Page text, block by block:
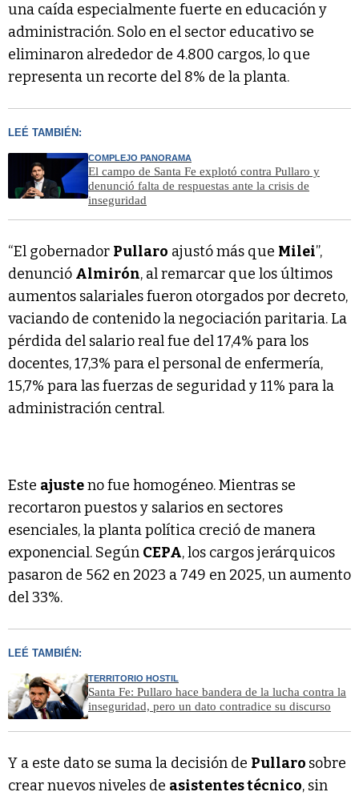
una caída especialmente fuerte en educación y
administración. Solo en el sector educativo se
eliminaron alrededor de 4.800 cargos, lo que
representa un recorte del 8% de la planta.
LEÉ TAMBIÉN:
COMPLEJO PANORAMA
El campo de Santa Fe explotó contra Pullaro y
denunció falta de respuestas ante la crisis de
inseguridad
“El gobernador Pullaro ajustó más que Milei”,
denunció Almirón, al remarcar que los últimos
aumentos salariales fueron otorgados por decreto,
vaciando de contenido la negociación paritaria. La
pérdida del salario real fue del 17,4% para los
docentes, 17,3% para el personal de enfermería,
15,7% para las fuerzas de seguridad y 11% para la
administración central.
Este ajusteno fue homogéneo. Mientras se
recortaron puestos y salarios en sectores
esenciales, la planta política creció de manera
exponencial. Según CEPA, los cargos jerárquicos
pasaron de 562 en 2023 a 749 en 2025, un aumento
del 33%.
LEÉ TAMBIÉN:
TERRITORIO HOSTIL
Santa Fe: Pullaro hace bandera de la lucha contra la
inseguridad, pero un dato contradice su discurso
Y a este dato se suma la decisión de Pullaro sobre
crear nuevos niveles de asistentes técnico, sin